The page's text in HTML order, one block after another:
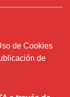
de Cookies
de